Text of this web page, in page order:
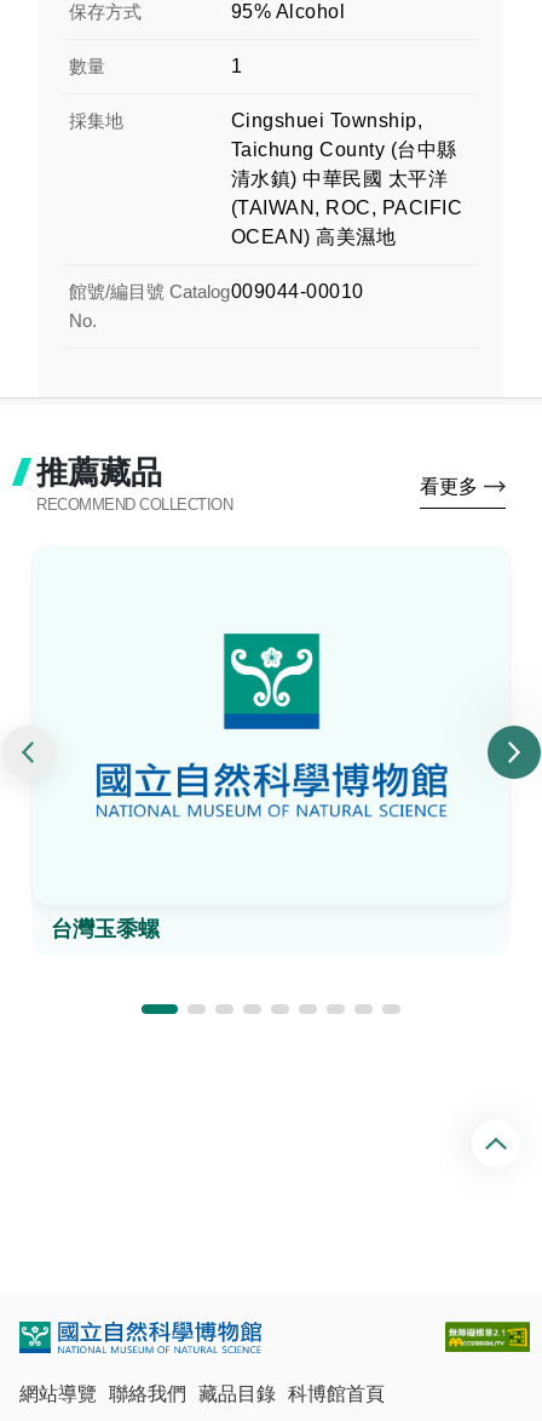
保存方式 95% Alcohol
數量 1
採集地
Cingshuei Township,
Taichung County (台中縣
清水鎮) 中華民國 太平洋
(TAIWAN, ROC, PACIFIC
OCEAN) 高美濕地
館號/編目號 Catalog
No.
009044-00010
推薦藏品
RECOMMEND COLLECTION
看更多
台灣玉黍螺
網站導覽 聯絡我們 藏品目錄 科博館首頁
回
頂
端